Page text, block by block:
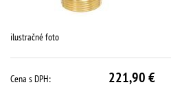
ilustračné foto
Cena s DPH: 221,90 €